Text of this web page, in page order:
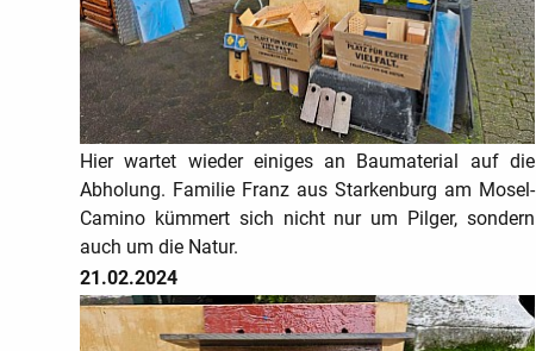
Hier wartet wieder einiges an Baumaterial auf die
Abholung. Familie Franz aus Starkenburg am Mosel-
Camino kümmert sich nicht nur um Pilger, sondern
auch um die Natur.
21.02.2024